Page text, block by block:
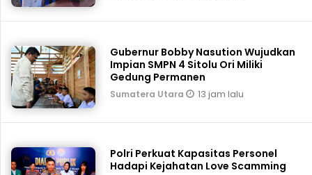
Gubernur Bobby Nasution Wujudkan
Impian SMPN 4 Sitolu Ori Miliki
Gedung Permanen
Sumatera Utara 13 jam lalu
Polri Perkuat Kapasitas Personel
Hadapi Kejahatan Love Scamming